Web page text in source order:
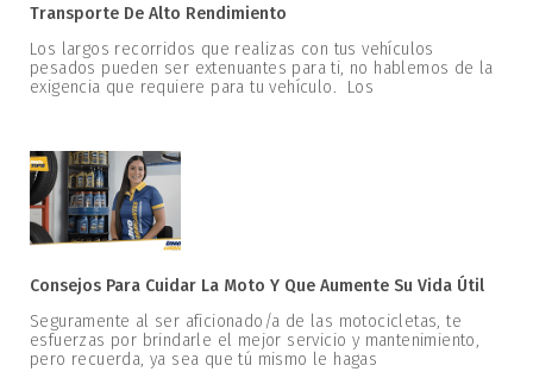
Transporte De Alto Rendimiento
Los largos recorridos que realizas con tus vehículos
pesados pueden ser extenuantes para ti, no hablemos de la
exigencia que requiere para tu vehículo. Los
Consejos Para Cuidar La Moto Y Que Aumente Su Vida Útil
Seguramente al ser aficionado/a de las motocicletas, te
esfuerzas por brindarle el mejor servicio y mantenimiento,
pero recuerda, ya sea que tú mismo le hagas